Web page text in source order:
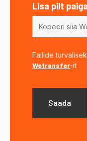
Lisa pilt
Failide
Wetransfer-it